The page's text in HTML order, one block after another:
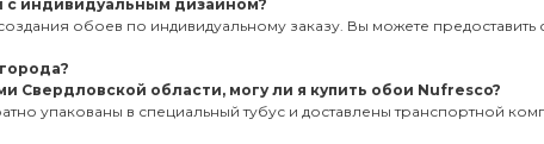
с индивидуальным дизайном?
обоев по индивидуальному заказу. Вы можете
Свердловской области, могу ли я купить обои Nufresco?
упакованы в специальный тубус и доставлены транспортной